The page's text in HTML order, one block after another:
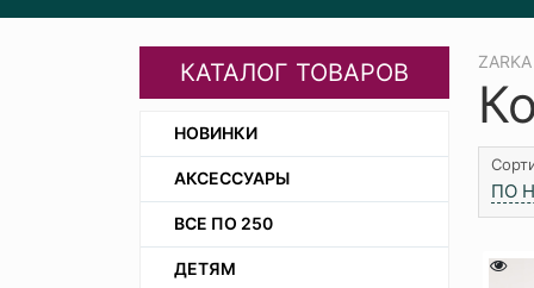
КАТАЛОГ ТОВАРОВ
НОВИНКИ
АКСЕССУАРЫ
ВСЕ ПО 250
ДЕТЯМ
ZARKA
ПО